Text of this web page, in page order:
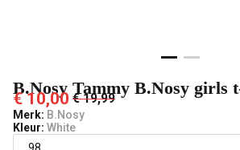
B.Nosy Tammy B.Nosy girls
€ 10,00 € 19,99
Merk: B.Nosy
Kleur: White